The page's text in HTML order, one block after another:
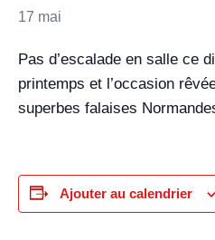
17 mai
Pas d’escalade en salle ce
printemps et l’occasion
superbes falaises
Ajouter au calendrier